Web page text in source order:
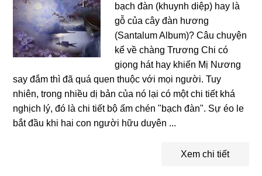
bạch đàn (khuynh diệp) hay là
gỗ của cây đàn hương
(Santalum Album)? Câu chuyện
kể về chàng Trương Chi có
giọng hát hay khiến Mị Nương
say đắm thì đã quá quen thuộc với mọi người. Tuy
nhiên, trong nhiều dị bản của nó lại có một chi tiết khá
nghịch lý, đó là chi tiết bộ ấm chén "bạch đàn". Sự éo le
bắt đầu khi hai con người hữu duyên ...
Xem chi tiết